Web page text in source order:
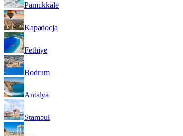
Pamukkale
Kapadocja
Fethiye
Bodrum
Antalya
Stambuł